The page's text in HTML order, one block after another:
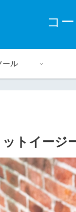
コ
ール
トイージ